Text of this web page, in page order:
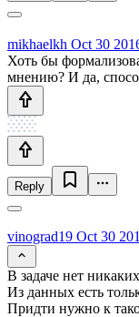
mikhaelkh Oct 30
Хоть бы
мнению? И да,
Reply
vinograd19 Oct 30
В задаче нет
Из данных есть
Придти нужно к